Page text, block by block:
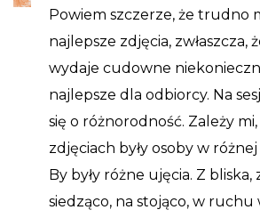
Powiem szczerze, że trudno
najlepsze zdjęcia, zwłaszcza,
wydaje cudowne
najlepsze dla odbiorcy. Na
się o różnorodność. Zależy
zdjęciach były osoby w
By były różne ujęcia. Z bliska,
siedząco, na stojąco, w ruchu